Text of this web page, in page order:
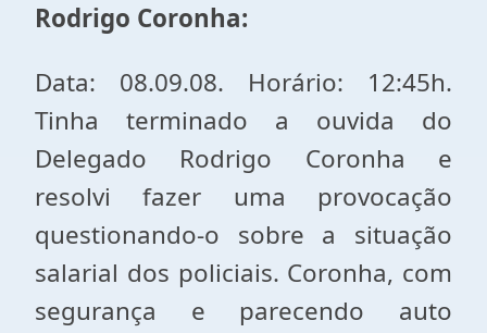
Rodrigo Coronha:
Data: 08.09.08. Horário: 12:45h.
Tinha terminado a ouvida do
Delegado Rodrigo Coronha e
resolvi fazer uma provocação
questionando-o sobre a situação
salarial dos policiais. Coronha, com
segurança e parecendo auto